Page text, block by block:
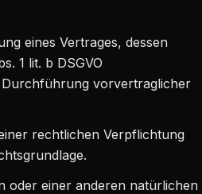
eines Vertrages, dessen
1 lit. b DSGVO
Durchführung vorvertraglicher
rechtlichen Verpflichtung
oder einer anderen natürlichen